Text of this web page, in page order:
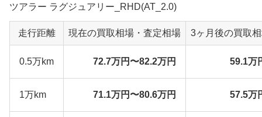
ツアラー ラグジュアリー_RHD(AT_2.0)
走行距離 現在の買取相場・査定相場 3ヶ月後の買取
0.5万km 72.7万円〜82.2万円 59.1万
1万km 71.1万円〜80.6万円 57.5万